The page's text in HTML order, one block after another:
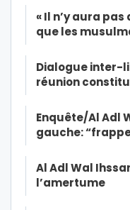
« Il n’y aura
que les
Dialogue inter-
réunion
Enquête/Al Adl
gauche:
Al Adl Wal
l’amertume